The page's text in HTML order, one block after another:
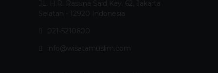
JL. H.R. Rasuna Said Kav. 62, Jakarta
Selatan - 12920 Indonesia
021-5210600
info@wisatamuslim.com